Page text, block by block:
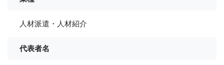
人材派遣・人材紹介
代表者名